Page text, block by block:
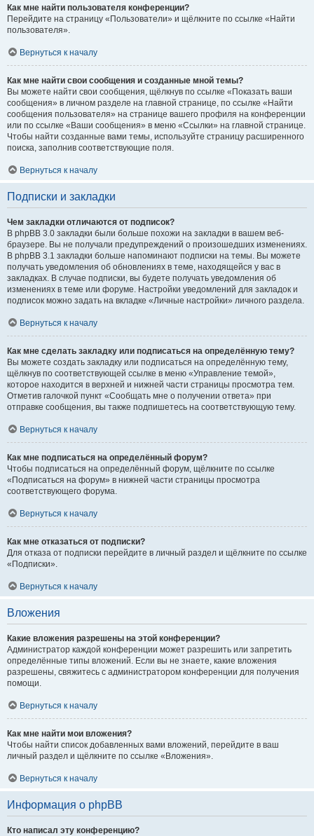
Как мне найти пользователя конференции?
Перейдите на страницу «Пользователи» и щёлкните по ссылке «Найти
пользователя».
Вернуться к началу
Как мне найти свои сообщения и созданные мной темы?
Вы можете найти свои сообщения, щёлкнув по ссылке «Показать ваши
сообщения» в личном разделе на главной странице, по ссылке «Найти
сообщения пользователя» на странице вашего профиля на конференции
или по ссылке «Ваши сообщения» в меню «Ссылки» на главной странице.
Чтобы найти созданные вами темы, используйте страницу расширенного
поиска, заполнив соответствующие поля.
Вернуться к началу
Подписки и закладки
Чем закладки отличаются от подписок?
В phpBB 3.0 закладки были больше похожи на закладки в вашем веб-
браузере. Вы не получали предупреждений о произошедших изменениях.
В phpBB 3.1 закладки больше напоминают подписки на темы. Вы можете
получать уведомления об обновлениях в теме, находящейся у вас в
закладках. В случае подписки, вы будете получать уведомления об
изменениях в теме или форуме. Настройки уведомлений для закладок и
подписок можно задать на вкладке «Личные настройки» личного раздела.
Вернуться к началу
Как мне сделать закладку или подписаться на определённую тему?
Вы можете создать закладку или подписаться на определённую тему,
щёлкнув по соответствующей ссылке в меню «Управление темой»,
которое находится в верхней и нижней части страницы просмотра тем.
Отметив галочкой пункт «Сообщать мне о получении ответа» при
отправке сообщения, вы также подпишетесь на соответствующую тему.
Вернуться к началу
Как мне подписаться на определённый форум?
Чтобы подписаться на определённый форум, щёлкните по ссылке
«Подписаться на форум» в нижней части страницы просмотра
соответствующего форума.
Вернуться к началу
Как мне отказаться от подписки?
Для отказа от подписки перейдите в личный раздел и щёлкните по ссылке
«Подписки».
Вернуться к началу
Вложения
Какие вложения разрешены на этой конференции?
Администратор каждой конференции может разрешить или запретить
определённые типы вложений. Если вы не знаете, какие вложения
разрешены, свяжитесь с администратором конференции для получения
помощи.
Вернуться к началу
Как мне найти мои вложения?
Чтобы найти список добавленных вами вложений, перейдите в ваш
личный раздел и щёлкните по ссылке «Вложения».
Вернуться к началу
Информация о phpBB
Кто написал эту конференцию?